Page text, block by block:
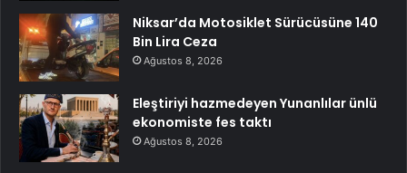
Niksar’da Motosiklet Sürücüsüne 140
Bin Lira Ceza
Ağustos 8, 2026
Eleştiriyi hazmedeyen Yunanlılar ünlü
ekonomiste fes taktı
Ağustos 8, 2026